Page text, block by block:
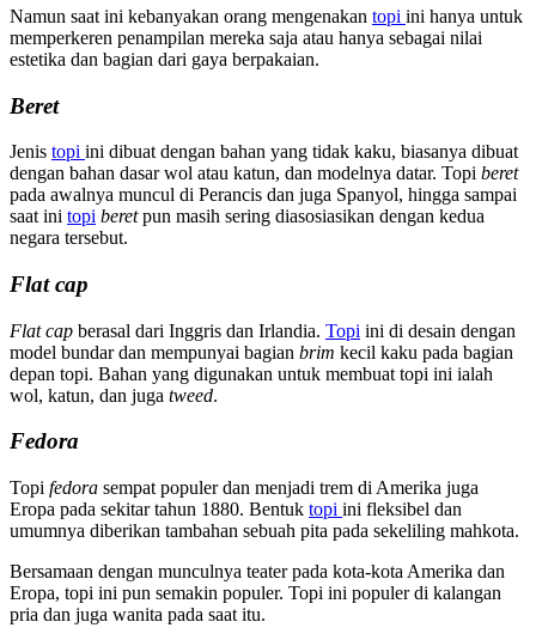
Namun saat ini kebanyakan orang mengenakan topi ini hanya untuk
memperkeren penampilan mereka saja atau hanya sebagai nilai
estetika dan bagian dari gaya berpakaian.
Beret
Jenis topi ini dibuat dengan bahan yang tidak kaku, biasanya dibuat
dengan bahan dasar wol atau katun, dan modelnya datar. Topi beret
pada awalnya muncul di Perancis dan juga Spanyol, hingga sampai
saat ini topi beretpun masih sering diasosiasikan dengan kedua
negara tersebut.
Flat cap
Flat cap berasal dari Inggris dan Irlandia. Topi ini di desain dengan
model bundar dan mempunyai bagian brim kecil kaku pada bagian
depan topi. Bahan yang digunakan untuk membuat topi ini ialah
wol, katun, dan juga tweed.
Fedora
Topi fedora sempat populer dan menjadi trem di Amerika juga
Eropa pada sekitar tahun 1880. Bentuk topi ini fleksibel dan
umumnya diberikan tambahan sebuah pita pada sekeliling mahkota.
Bersamaan dengan munculnya teater pada kota-kota Amerika dan
Eropa, topi ini pun semakin populer. Topi ini populer di kalangan
pria dan juga wanita pada saat itu.